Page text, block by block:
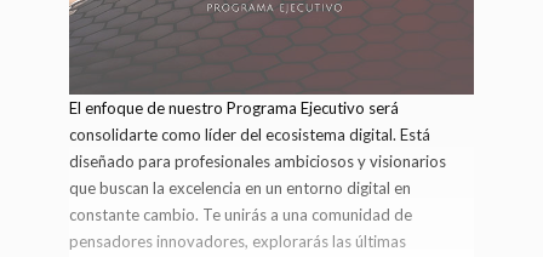
El enfoque de nuestro Programa Ejecutivo será
consolidarte como líder del ecosistema digital. Está
diseñado para profesionales ambiciosos y visionarios
que buscan la excelencia en un entorno digital en
constante cambio. Te unirás a una comunidad de
pensadores innovadores, explorarás las últimas